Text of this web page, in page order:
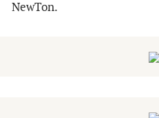
NewTon.